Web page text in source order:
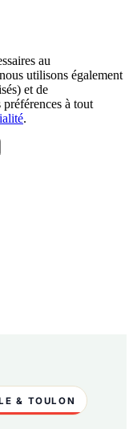
au
utilisons également
et de
à tout
.
& TOULON